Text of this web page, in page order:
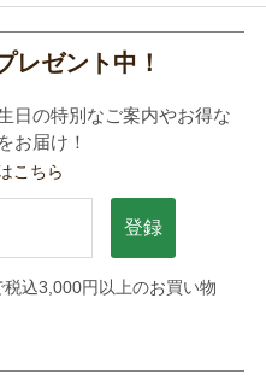
レゼント中！
日の特別なご案内やお得な
お届け！
こちら
登録
込3,000円以上のお買い物